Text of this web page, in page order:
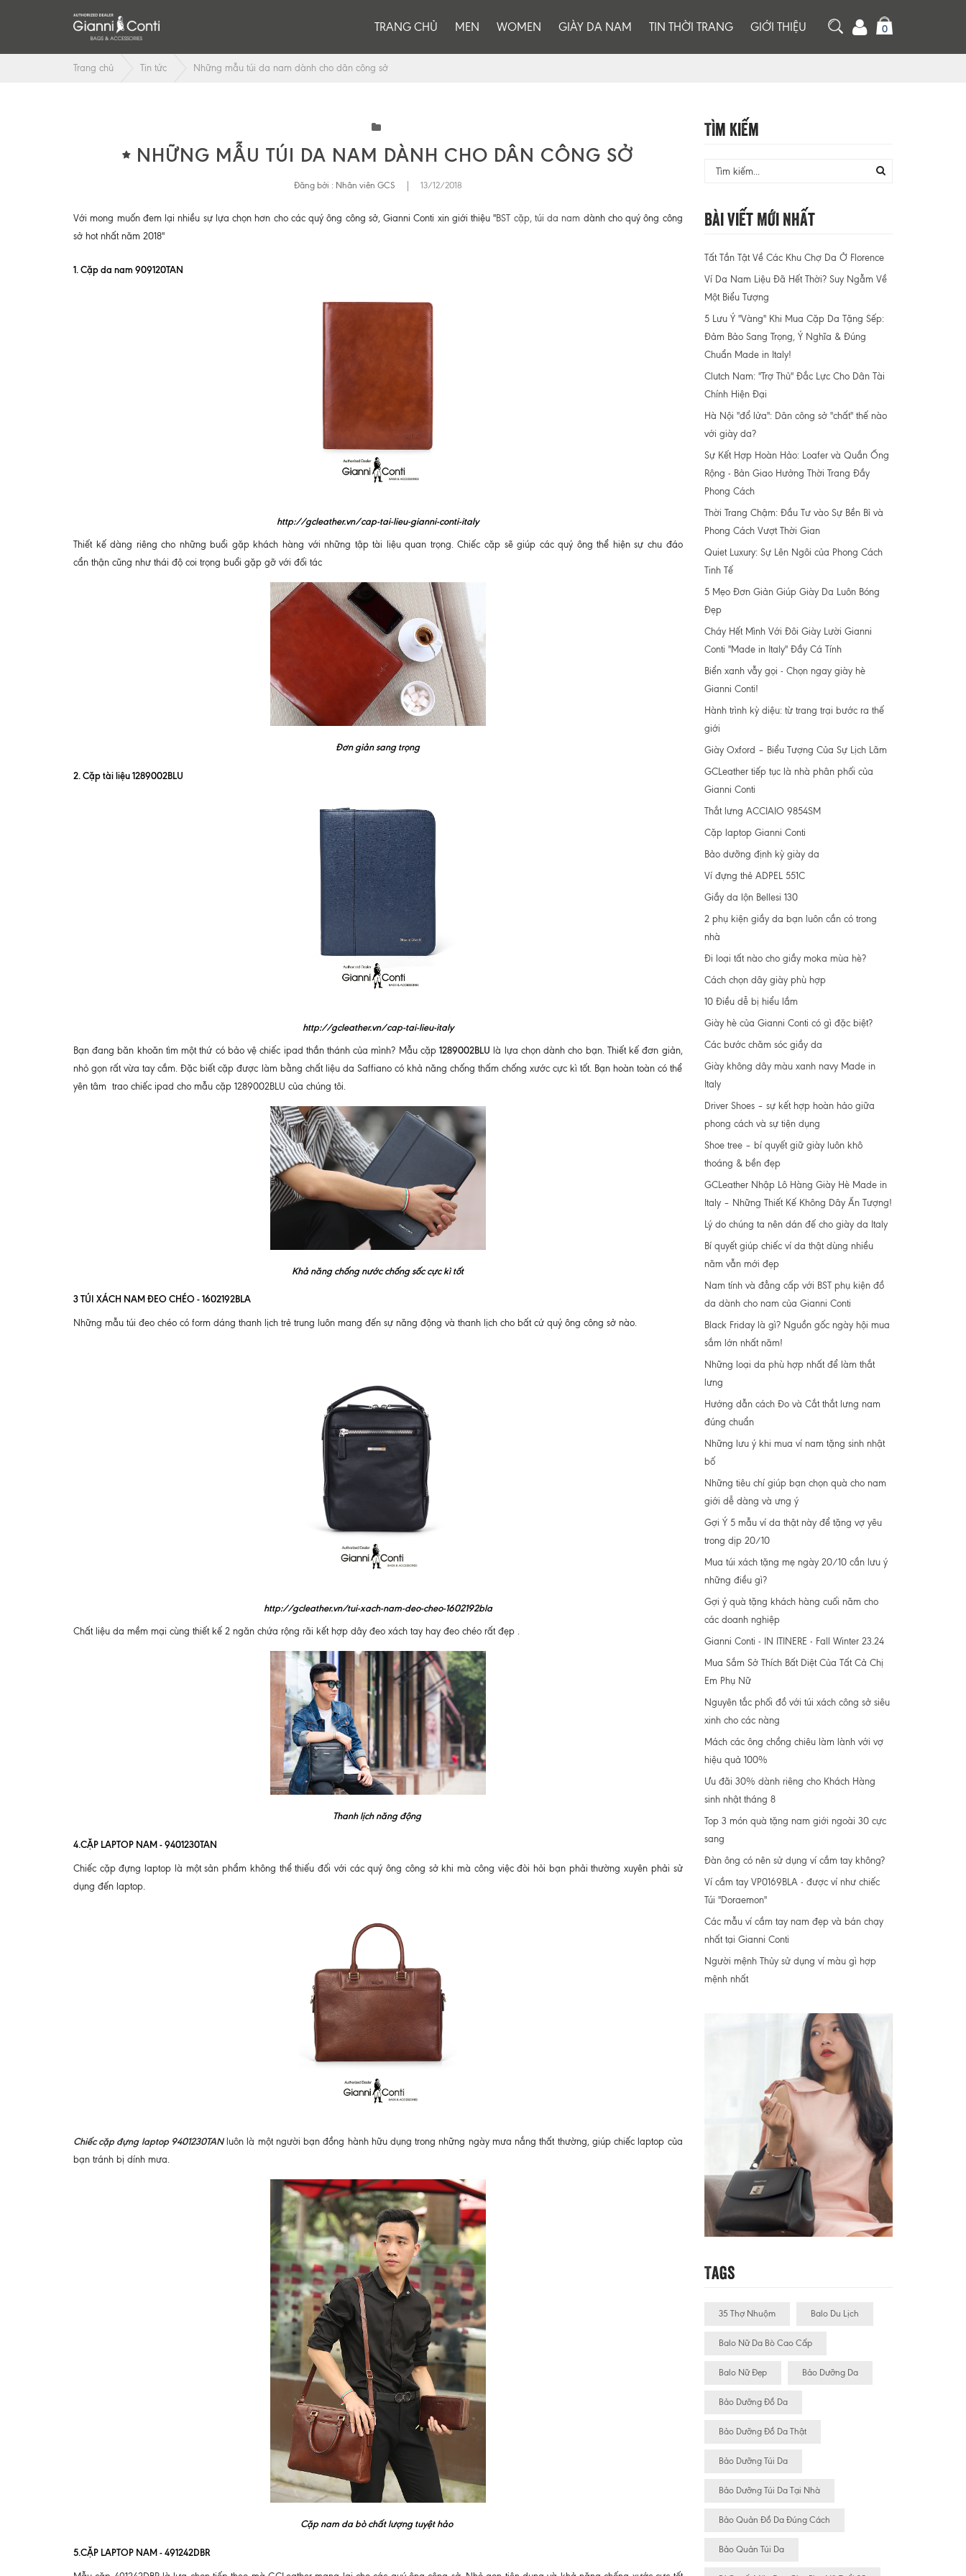
TRANG CHỦ MEN WOMEN GIÀY DA NAM TIN THỜI TRANG GIỚI THIỆU 0
Trang chủ Tin tức Những mẫu túi da nam dành cho dân công sở
NHỮNG MẪU TÚI DA NAM DÀNH CHO DÂN CÔNG SỞ
Đăng bởi : Nhân viên GCS 13/12/2018
Với mong muốn đem lại nhiều sự lựa chọn hơn cho các quý ông công sở, Gianni Conti xin giới thiệu "BST cặp, túi da nam dành cho quý ông công
sở hot nhất năm 2018"
1. Cặp da nam 909120TAN
http://gcleather.vn/cap-tai-lieu-gianni-conti-italy
Thiết kế dàng riêng cho những buổi gặp khách hàng với những tập tài liệu quan trọng. Chiếc cặp sẽ giúp các quý ông thể hiện sự chu đáo
cẩn thận cũng như thái độ coi trọng buổi gặp gỡ với đối tác
Đơn giản sang trọng
2. Cặp tài liệu 1289002BLU
http://gcleather.vn/cap-tai-lieu-italy
Bạn đang băn khoăn tìm một thứ có bảo vệ chiếc ipad thần thánh của mình? Mẫu cặp1289002BLU là lựa chọn dành cho bạn. Thiết kế đơn giản,
nhỏ gọn rất vừa tay cầm. Đặc biết cặp được làm bằng chất liệu da Saffiano có khả năng chống thấm chống xước cực kì tốt. Bạn hoàn toàn có thể
yên tâm trao chiếc ipad cho mẫu cặp 1289002BLU của chúng tôi.
Khả năng chống nước chống sốc cực kì tốt
3 TÚI XÁCH NAM ĐEO CHÉO - 1602192BLA
Những mẫu túi đeo chéo có form dáng thanh lịch trẻ trung luôn mang đến sự năng động và thanh lịch cho bất cứ quý ông công sở nào.
http://gcleather.vn/tui-xach-nam-deo-cheo-1602192bla
Chất liệu da mềm mại cùng thiết kế 2 ngăn chứa rộng rãi kết hợp dây đeo xách tay hay đeo chéo rất đẹp .
Thanh lịch năng động
4.CẶP LAPTOP NAM - 9401230TAN
Chiếc cặp đựng laptop là một sản phẩm không thể thiếu đối với các quý ông công sở khi mà công việc đòi hỏi bạn phải thường xuyên phải sử
dụng đến laptop.
Chiếc cặp đựng laptop 9401230TANluôn là một người bạn đồng hành hữu dụng trong những ngày mưa nắng thất thường, giúp chiếc laptop của
bạn tránh bị dính mưa.
Cặp nam da bò chất lượng tuyệt hảo
5.CẶP LAPTOP NAM - 491242DBR
Tìm Kiếm
Bài Viết Mới Nhất
Tất Tần Tật Về Các Khu Chợ Da Ở Florence
Ví Da Nam Liệu Đã Hết Thời? Suy Ngẫm Về
Một Biểu Tượng
5 Lưu Ý "Vàng" Khi Mua Cặp Da Tặng Sếp:
Đảm Bảo Sang Trọng, Ý Nghĩa & Đúng
Chuẩn Made in Italy!
Clutch Nam: "Trợ Thủ" Đắc Lực Cho Dân Tài
Chính Hiện Đại
Hà Nội "đổ lửa": Dân công sở "chất" thế nào
với giày da?
Sự Kết Hợp Hoàn Hảo: Loafer và Quần Ống
Rộng - Bản Giao Hưởng Thời Trang Đầy
Phong Cách
Thời Trang Chậm: Đầu Tư vào Sự Bền Bỉ và
Phong Cách Vượt Thời Gian
Quiet Luxury: Sự Lên Ngôi của Phong Cách
Tinh Tế
5 Mẹo Đơn Giản Giúp Giày Da Luôn Bóng
Đẹp
Cháy Hết Mình Với Đôi Giày Lười Gianni
Conti "Made in Italy" Đầy Cá Tính
Biển xanh vẫy gọi - Chọn ngay giày hè
Gianni Conti!
Hành trình kỳ diệu: từ trang trại bước ra thế
giới
Giày Oxford – Biểu Tượng Của Sự Lịch Lãm
GCLeather tiếp tục là nhà phân phối của
Gianni Conti
Thắt lưng ACCIAIO 9854SM
Cặp laptop Gianni Conti
Bảo dưỡng định kỳ giày da
Ví đựng thẻ ADPEL 551C
Giầy da lộn Bellesi 130
2 phụ kiện giầy da bạn luôn cần có trong
nhà
Đi loại tất nào cho giầy moka mùa hè?
Cách chọn dây giày phù hợp
10 Điều dễ bị hiểu lầm
Giày hè của Gianni Conti có gì đặc biệt?
Các bước chăm sóc giầy da
Giày không dây màu xanh navy Made in
Italy
Driver Shoes – sự kết hợp hoàn hảo giữa
phong cách và sự tiện dụng
Shoe tree – bí quyết giữ giày luôn khô
thoáng & bền đẹp
GCLeather Nhập Lô Hàng Giày Hè Made in
Italy – Những Thiết Kế Không Dây Ấn Tượng!
Lý do chúng ta nên dán đế cho giày da Italy
Bí quyết giúp chiếc ví da thật dùng nhiều
năm vẫn mới đẹp
Nam tính và đẳng cấp với BST phụ kiện đồ
da dành cho nam của Gianni Conti
Black Friday là gì? Nguồn gốc ngày hội mua
sắm lớn nhất năm!
Những loại da phù hợp nhất để làm thắt
lưng
Hướng dẫn cách Đo và Cắt thắt lưng nam
đúng chuẩn
Những lưu ý khi mua ví nam tặng sinh nhật
bố
Những tiêu chí giúp bạn chọn quà cho nam
giới dễ dàng và ưng ý
Gợi Ý 5 mẫu ví da thật này để tặng vợ yêu
trong dịp 20/10
Mua túi xách tặng mẹ ngày 20/10 cần lưu ý
những điều gì?
Gợi ý quà tặng khách hàng cuối năm cho
các doanh nghiệp
Gianni Conti - IN ITINERE - Fall Winter 23.24
Mua Sắm Sở Thích Bất Diệt Của Tất Cả Chị
Em Phụ Nữ
Nguyên tắc phối đồ với túi xách công sở siêu
xinh cho các nàng
Mách các ông chồng chiêu làm lành với vợ
hiệu quả 100%
Ưu đãi 30% dành riêng cho Khách Hàng
sinh nhật tháng 8
Top 3 món quà tặng nam giới ngoài 30 cực
sang
Đàn ông có nên sử dụng ví cầm tay không?
Ví cầm tay VP0169BLA - được ví như chiếc
Túi "Doraemon"
Các mẫu ví cầm tay nam đẹp và bán chạy
nhất tại Gianni Conti
Người mệnh Thủy sử dụng ví màu gì hợp
mệnh nhất
Tags
35 Thợ Nhuộm Balo Du Lịch
Balo Nữ Da Bò Cao Cấp
Balo Nữ Đẹp Bảo Dưỡng Da
Bảo Dưỡng Đồ Da
Bảo Dưỡng Đồ Da Thật
Bảo Dưỡng Túi Da
Bảo Dưỡng Túi Da Tại Nhà
Bảo Quản Đồ Da Đúng Cách
Bảo Quản Túi Da